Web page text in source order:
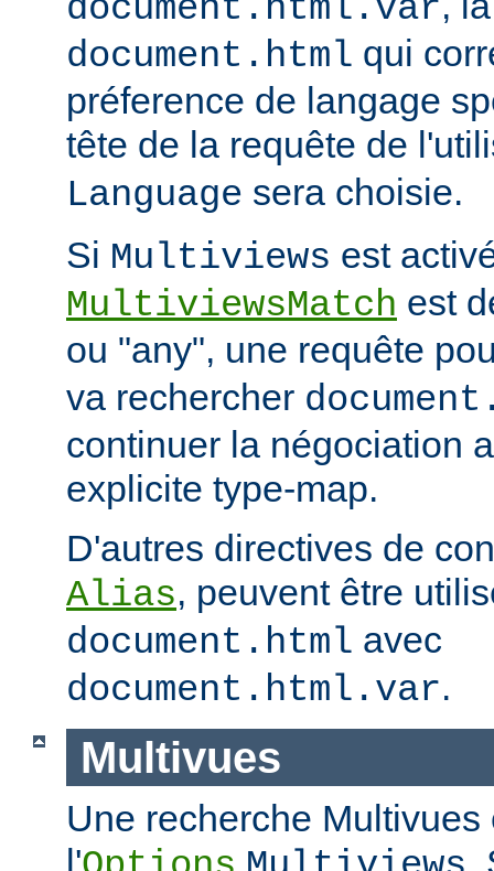
document.html.var
document.html qui
préference de langage
tête de la requête de
Language sera choisie.
Si Multiviews est
MultiviewsMatch est
ou "any", une requête
va rechercher
continuer la négociation
explicite type-map.
D'autres directives de
Alias, peuvent être
document.html avec
document.html.var.
Multivues
Une recherche
l'